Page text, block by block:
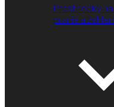
Prostriedky na
pranie a